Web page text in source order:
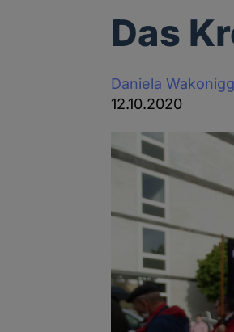
Das
Daniela Wakonigg
12.10.2020